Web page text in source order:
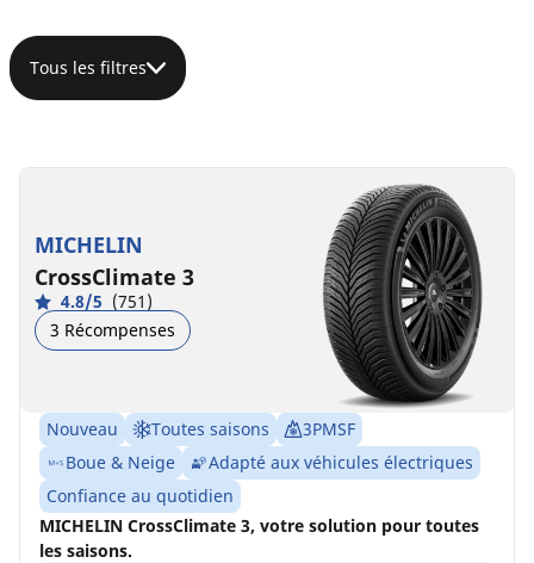
Tous les filtres
MICHELIN
CrossClimate 3
4.8/5 (751)
3 Récompenses
Nouveau Toutes saisons
3PMSF
Boue & Neige
Adapté aux véhicules électriques
Confiance au quotidien
MICHELIN CrossClimate 3, votre solution pour toutes
les saisons.